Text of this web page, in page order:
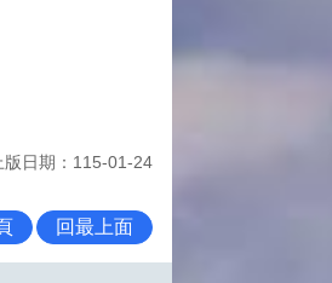
版日期：115-01-24
回最上面